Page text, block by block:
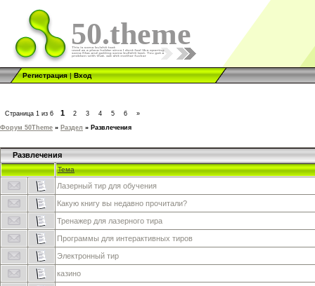
50.theme
Регистрация|Вход
Страница 1 из 6 1 2 3 4 5 6
»
Форум 50Theme » Раздел » Развлечения
Развлечения
Тема
Лазерный тир для обучения
Какую книгу вы недавно прочитали?
Тренажер для лазерного тира
Программы для интерактивных тиров
Электронный тир
казино